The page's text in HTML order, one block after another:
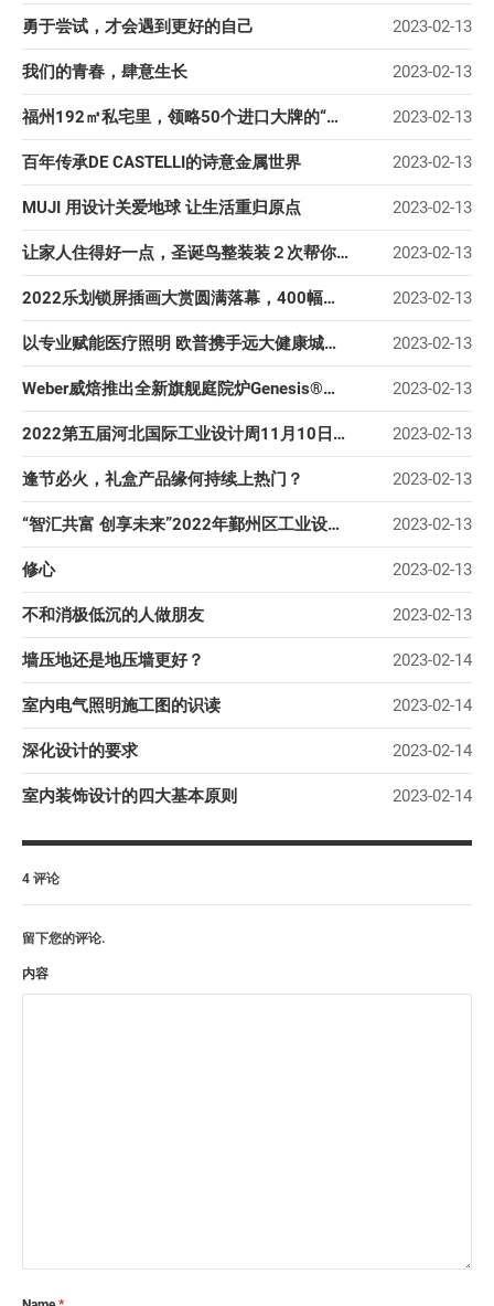
勇于尝试，才会遇到更好的自己 2023-02-13
我们的青春，肆意生长 2023-02-13
福州192㎡私宅里，领略50个进口大牌的“奢”与“度” 2023-02-13
百年传承DE CASTELLI的诗意金属世界 2023-02-13
MUJI 用设计关爱地球 让生活重归原点 2023-02-13
让家人住得好一点，圣诞鸟整装装２次帮你兑现 2023-02-13
2022乐划锁屏插画大赏圆满落幕，400幅优质作品获奖 2023-02-13
以专业赋能医疗照明 欧普携手远大健康城打造医疗照明新标杆 2023-02-13
Weber威焙推出全新旗舰庭院炉Genesis®系列 2023-02-13
2022第五届河北国际工业设计周11月10日启幕 2023-02-13
逢节必火，礼盒产品缘何持续上热门？ 2023-02-13
“智汇共富 创享未来”2022年鄞州区工业设计师技能大赛启动仪式举行 2023-02-13
修心 2023-02-13
不和消极低沉的人做朋友 2023-02-13
墙压地还是地压墙更好？ 2023-02-14
室内电气照明施工图的识读 2023-02-14
深化设计的要求 2023-02-14
室内装饰设计的四大基本原则 2023-02-14
4 评论
留下您的评论.
内容